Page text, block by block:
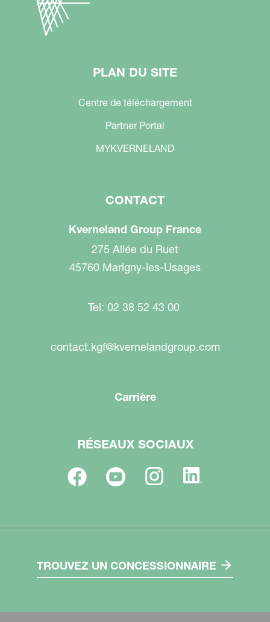
PLAN DU SITE
Centre de téléchargement
Partner Portal
MYKVERNELAND
CONTACT
Kverneland Group France
275 Allée du Ruet
45760 Marigny-les-Usages
Tel: 02 38 52 43 00
contact.kgf@kvernelandgroup.com
Carrière
RÉSEAUX SOCIAUX
TROUVEZ UN CONCESSIONNAIRE